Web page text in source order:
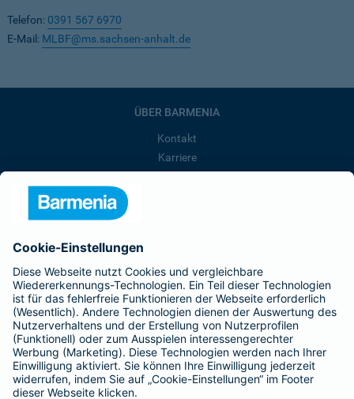
Telefon: 0391 567 6970
E-Mail: MLBF@ms.sachsen-anhalt.de
ÜBER BARMENIA
Kontakt
Karriere
Presse
Barmenia ist Teil der BarmeniaGothaer
BELIEBTE SEITEN
Kranken-Zusatzversicherung
Tierversicherungen
Haftpflichtversicherung
Hausratversicherung